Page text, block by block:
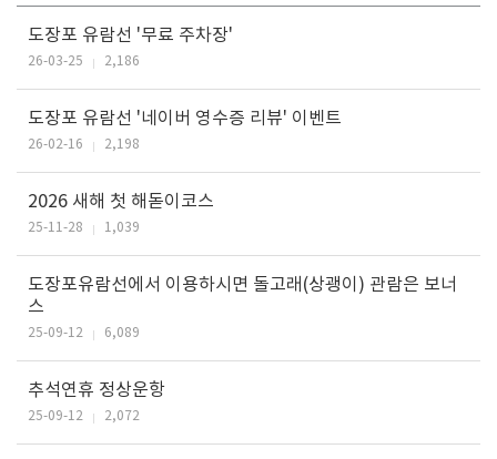
도장포 유람선 '무료 주차장'
26-03-25 2,186
도장포 유람선 '네이버 영수증 리뷰' 이벤트
26-02-16 2,198
2026 새해 첫 해돋이코스
25-11-28 1,039
도장포유람선에서 이용하시면 돌고래(상괭이) 관람은 보너
스
25-09-12 6,089
추석연휴 정상운항
25-09-12 2,072